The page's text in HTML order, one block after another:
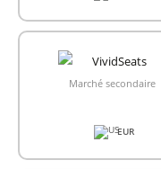
Marché secondaire
EUR